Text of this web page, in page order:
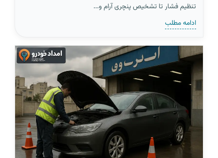
تنظیم فشار تا تشخیص پنچری آرام و…
ادامه مطلب